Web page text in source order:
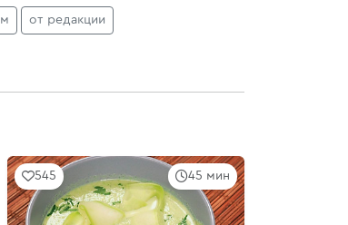
от редакции
45 мин
545